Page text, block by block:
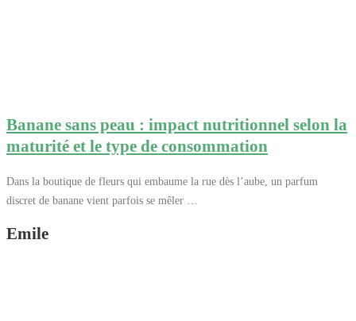
Banane sans peau : impact nutritionnel selon la
maturité et le type de consommation
Dans la boutique de fleurs qui embaume la rue dès l’aube, un parfum
discret de banane vient parfois se mêler …
Emile